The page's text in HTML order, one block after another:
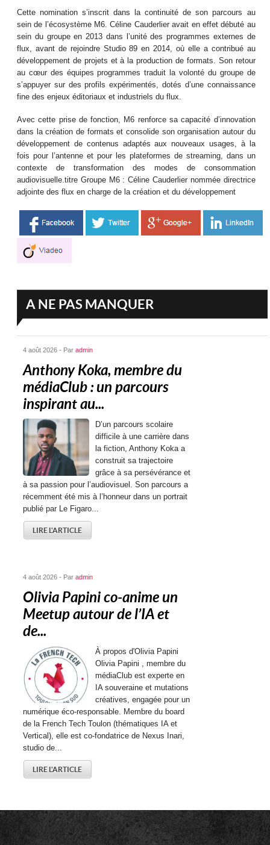
Cette nomination s’inscrit dans la continuité de son parcours au
sein de l’écosystème M6. Céline Cauderlier avait en effet débuté au
sein du groupe en 2013 dans l’unité des programmes externes de
flux, avant de rejoindre Studio 89 en 2014, où elle a contribué au
développement de projets et à la production de formats. Son retour
au cœur des équipes programmes traduit la volonté du groupe de
s’appuyer sur des profils expérimentés, dotés d’une connaissance
fine des enjeux éditoriaux et industriels du flux.
Avec cette prise de fonction, M6 renforce sa capacité d’innovation
dans la création de formats et consolide son organisation autour du
développement de contenus adaptés aux nouveaux usages, à la
fois pour l’antenne et pour les plateformes de streaming, dans un
contexte de transformation des modes de consommation
audiovisuelle.titre Groupe M6 : Céline Cauderlier nommée directrice
adjointe des flux en charge de la création et du développement
A NE PAS MANQUER
4 août 2026 - Paradmin
Anthony Koka, membre du
médiaClub : un parcours
inspirant au...
D’un parcours scolaire
difficile à une carrière dans
la fiction, Anthony Koka a
construit sa trajectoire
grâce à sa persévérance et
à sa passion pour l’audiovisuel. Son parcours a
récemment été mis à l’honneur dans un portrait
publié par Le Figaro...
LIRE L'ARTICLE
4 août 2026 - Paradmin
Olivia Papini co-anime un
Meetup autour de l’IA et
de...
À propos d'Olivia Papini
Olivia Papini , membre du
médiaClub est experte en
IA souveraine et mutations
créatives, engagée pour un
numérique éco-responsable. Membre du board
de la French Tech Toulon (thématiques IA et
Vertical), elle est co-fondatrice de Nexus Inari,
studio de...
LIRE L'ARTICLE